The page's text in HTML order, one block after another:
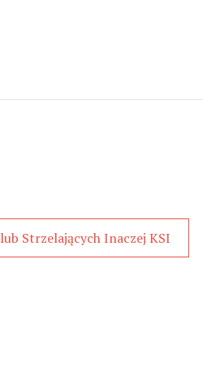
Strzelających Inaczej KSI